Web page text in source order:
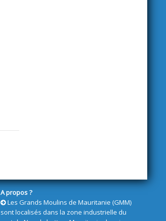
A propos ?
Les Grands Moulins de Mauritanie (GMM)
sont localisés dans la zone industrielle du